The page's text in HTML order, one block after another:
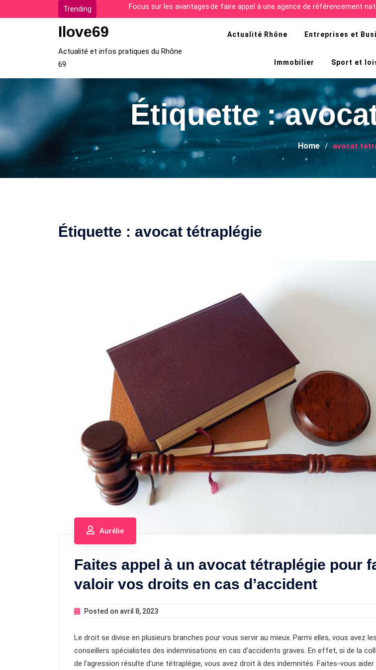
to
Trending Comment surmonter les difficultés de la recherche d’emploi en Afrique ?
Ilove69
Actualité et infos pratiques du Rhône
69
Actualité Rhône Entreprises et
Immobilier Sport et
Étiquette :
Home avocat
Étiquette : avocat tétraplégie
Aurélie
Faites appel à un avocat tétraplégie pour
valoir vos droits en cas d’accident
Posted on avril 8, 2023
Le droit se divise en plusieurs branches pour vous servir au mieux. Parmi elles, vous avez les
conseillers spécialistes des indemnisations en cas d’accidents graves. En effet, si de la
de l’agression résulte d’une tétraplégie, vous avez droit à des indemnités. Faites-vous aider